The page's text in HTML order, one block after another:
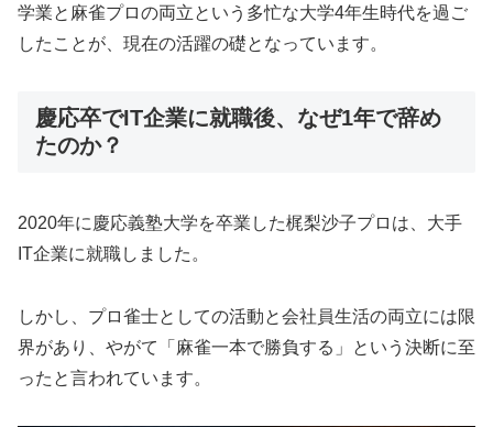
学業と麻雀プロの両立という多忙な大学4年生時代を過ご
したことが、現在の活躍の礎となっています。
慶応卒でIT企業に就職後、なぜ1年で辞め
たのか？
2020年に慶応義塾大学を卒業した梶梨沙子プロは、大手
IT企業に就職しました。
しかし、プロ雀士としての活動と会社員生活の両立には限
界があり、やがて「麻雀一本で勝負する」という決断に至
ったと言われています。